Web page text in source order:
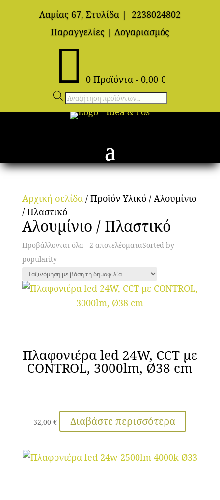
Λαμίας 67, Στυλίδα |
2238024802
Παραγγελίες | Λογαριασμός
 0 Προϊόντα - 0,00 €
Αναζήτηση
προϊόντων
Αρχική σελίδα/ Προϊόν Υλικό / Αλουμίνιο
/ Πλαστικό
Αλουμίνιο / Πλαστικό
Προβάλλονται όλα - 2 αποτελέσματαSorted by
popularity
Πλαφονιέρα led 24W, CCT με
CONTROL, 3000lm, Ø38 cm
32,00€ Διαβάστε περισσότερα